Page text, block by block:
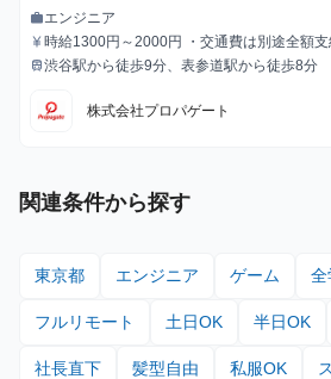
Claude Code・n8nを駆使して「人
いい仕事」を消す開発 #AI活用
職種
workエンジニア
給与
currency_yen時給1300円～2000円 ・交通費は別途全額
額支給 ・研修期間終了後は時給1,400円～
最寄駅
train渋谷駅から徒歩9分、表参道駅から徒歩8分
株式会社プロパゲート
関連条件から探す
東京都 エンジニア ゲーム 全
フルリモート 土日OK 半日OK
社長直下 髪型自由 私服OK